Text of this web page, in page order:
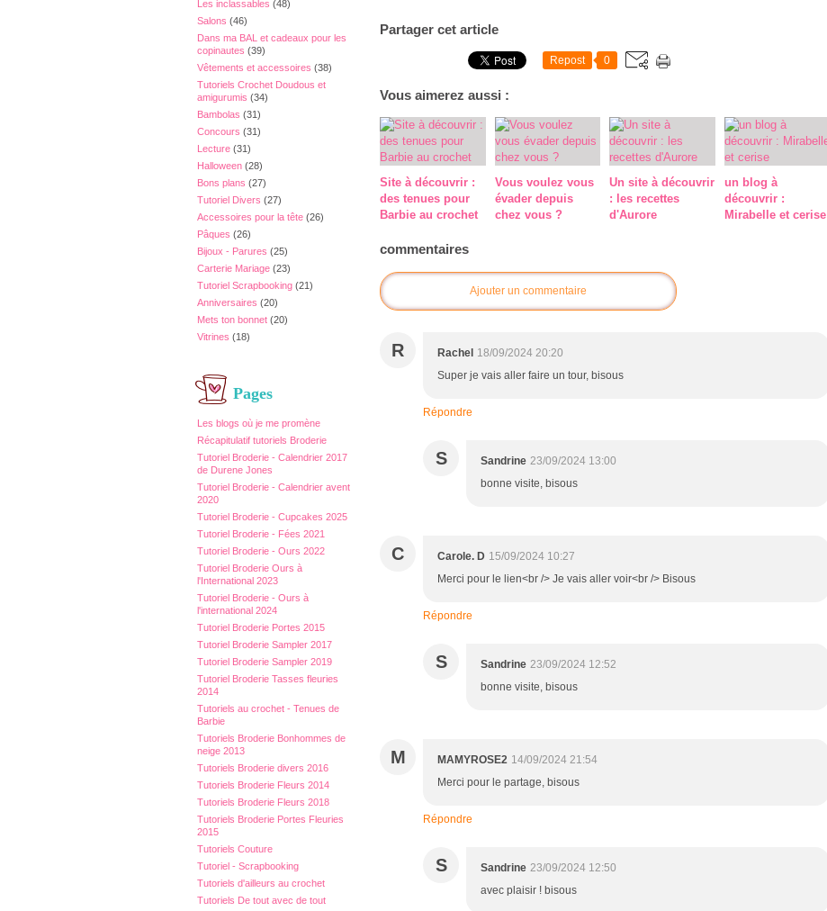
Les inclassables (48)
Salons (46)
Dans ma BAL et cadeaux pour les
copinautes (39)
Vêtements et accessoires (38)
Tutoriels Crochet Doudous et
amigurumis (34)
Bambolas (31)
Concours (31)
Lecture (31)
Halloween (28)
Bons plans (27)
Tutoriel Divers (27)
Accessoires pour la tête (26)
Pâques (26)
Bijoux - Parures (25)
Carterie Mariage (23)
Tutoriel Scrapbooking (21)
Anniversaires (20)
Mets ton bonnet (20)
Vitrines (18)
Pages
Les blogs où je me promène
Récapitulatif tutoriels Broderie
Tutoriel Broderie - Calendrier 2017
de Durene Jones
Tutoriel Broderie - Calendrier avent
2020
Tutoriel Broderie - Cupcakes 2025
Tutoriel Broderie - Fées 2021
Tutoriel Broderie - Ours 2022
Tutoriel Broderie Ours à
l'International 2023
Tutoriel Broderie - Ours à
l'international 2024
Tutoriel Broderie Portes 2015
Tutoriel Broderie Sampler 2017
Tutoriel Broderie Sampler 2019
Tutoriel Broderie Tasses fleuries
2014
Tutoriels au crochet - Tenues de
Barbie
Tutoriels Broderie Bonhommes de
neige 2013
Tutoriels Broderie divers 2016
Tutoriels Broderie Fleurs 2014
Tutoriels Broderie Fleurs 2018
Tutoriels Broderie Portes Fleuries
2015
Tutoriels Couture
Tutoriel - Scrapbooking
Tutoriels d'ailleurs au crochet
Tutoriels De tout avec de tout
Partager cet article
Repost 0
Vous aimerez aussi :
Site à découvrir :
des tenues pour
Barbie au crochet
Vous voulez vous
évader depuis
chez vous ?
Un site à découvrir
: les recettes
d'Aurore
un blog à
découvrir :
Mirabelle et cerise
commentaires
Ajouter un commentaire
R Rachel 18/09/2024 20:20
Super je vais aller faire un tour, bisous
Répondre
S Sandrine 23/09/2024 13:00
bonne visite, bisous
C Carole. D 15/09/2024 10:27
Merci pour le lien<br /> Je vais aller voir<br /> Bisous
Répondre
S Sandrine 23/09/2024 12:52
bonne visite, bisous
M MAMYROSE2 14/09/2024 21:54
Merci pour le partage, bisous
Répondre
S Sandrine 23/09/2024 12:50
avec plaisir ! bisous